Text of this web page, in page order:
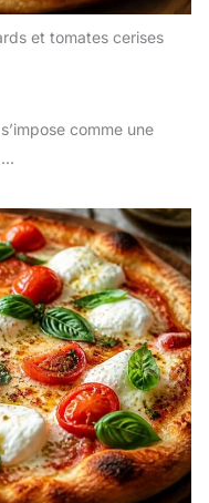
et tomates cerises
comme une